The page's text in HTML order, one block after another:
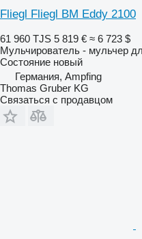
Fliegl Fliegl BM Eddy 2100
61 960 TJS 5 819 € ≈ 6 723 $
Мульчирователь - мульчер
Состояние новый
Германия, Ampfing
Thomas Gruber KG
Связаться с продавцом